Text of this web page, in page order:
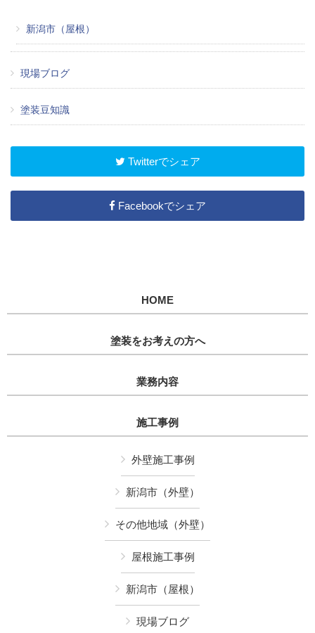
新潟市（屋根）
現場ブログ
塗装豆知識
Twitterでシェア
Facebookでシェア
HOME
塗装をお考えの方へ
業務内容
施工事例
外壁施工事例
新潟市（外壁）
その他地域（外壁）
屋根施工事例
新潟市（屋根）
現場ブログ